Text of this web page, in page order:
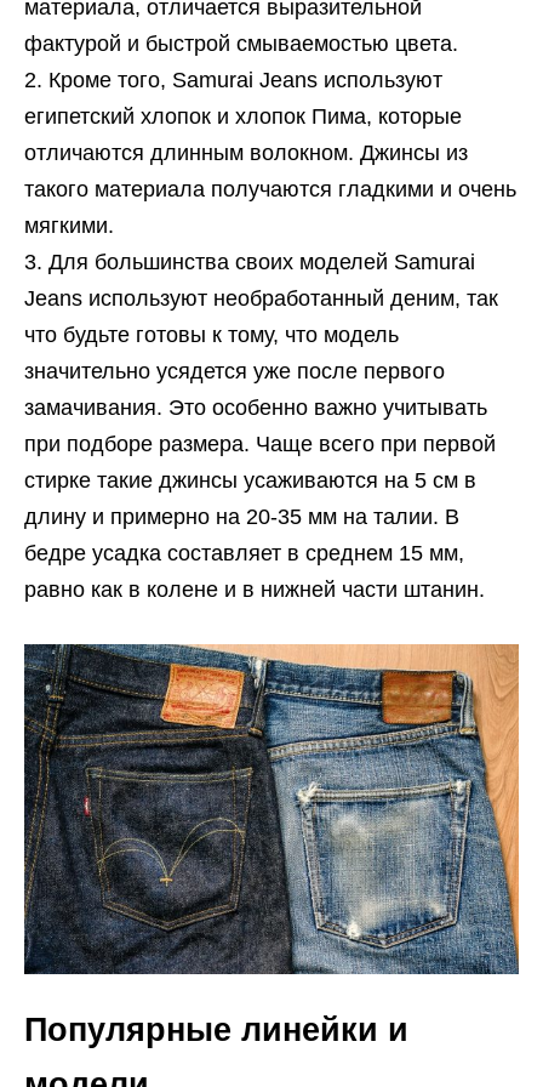
материала, отличается выразительной
фактурой и быстрой смываемостью цвета.
Кроме того, Samurai Jeans используют
египетский хлопок и хлопок Пима, которые
отличаются длинным волокном. Джинсы из
такого материала получаются гладкими и очень
мягкими.
Для большинства своих моделей Samurai
Jeans используют необработанный деним, так
что будьте готовы к тому, что модель
значительно усядется уже после первого
замачивания. Это особенно важно учитывать
при подборе размера. Чаще всего при первой
стирке такие джинсы усаживаются на 5 см в
длину и примерно на 20-35 мм на талии. В
бедре усадка составляет в среднем 15 мм,
равно как в колене и в нижней части штанин.
Популярные линейки и